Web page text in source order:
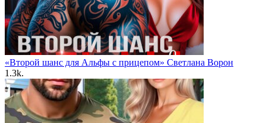
«Второй шанс для Альфы с прицепом» Светлана Ворон
1.3k.